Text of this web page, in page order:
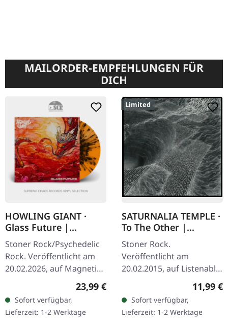
MAILORDER-EMPFEHLUNGEN FÜR
DICH
HOWLING GIANT ·
Glass Future |
ORANGE/BLACK
SPLATTER LP
Stoner Rock/Psychedelic
Rock. Veröffentlicht am
20.02.2026, auf Magnetic
Eye Records. Oranges
Vinyl mit schwarzen
Splattern im Standard-
Cover mit…
Regulärer Preis:
23,99 €
Sofort verfügbar,
Lieferzeit: 1-2 Werktage
Limited
SATURNALIA TEMPLE ·
To The Other |
DIGIPAK CD
Stoner Rock.
Veröffentlicht am
20.02.2015, auf Listenable
Auflage als CD im DigiPak.
Saturnalia Temple liefern
mit "To The Other"…
11,99 €
Sofort verfügbar,
Lieferzeit: 1-2 Werktage